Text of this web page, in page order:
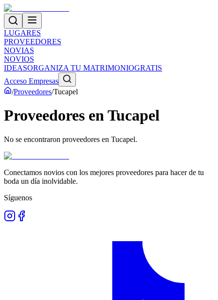
LUGARES
PROVEEDORES
NOVIAS
NOVIOS
IDEASORGANIZA TU MATRIMONIOGRATIS
Acceso Empresas
/Proveedores/Tucapel
Proveedores enTucapel
No se encontraron proveedores en Tucapel.
Conectamos novios con los mejores proveedores para hacer de tu
boda un día inolvidable.
Síguenos